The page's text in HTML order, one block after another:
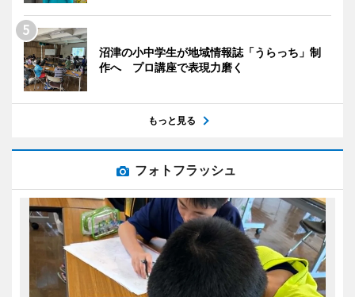
沼津の小中学生が地域情報誌「うらっち」制
作へ プロ講座で表現力磨く
もっと見る
フォトフラッシュ